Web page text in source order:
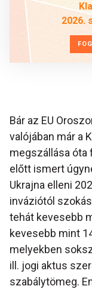
2026.
Bár az EU
valójában már a
megszállása óta
előtt ismert
Ukrajna elleni
inváziótól
tehát kevesebb
kevesebb mint
melyekben
ill. jogi aktus
szabálytömeg.